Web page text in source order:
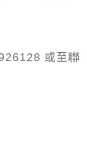
或至聯